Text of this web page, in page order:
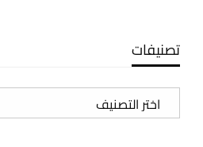
تصنيفات
تصنيفات